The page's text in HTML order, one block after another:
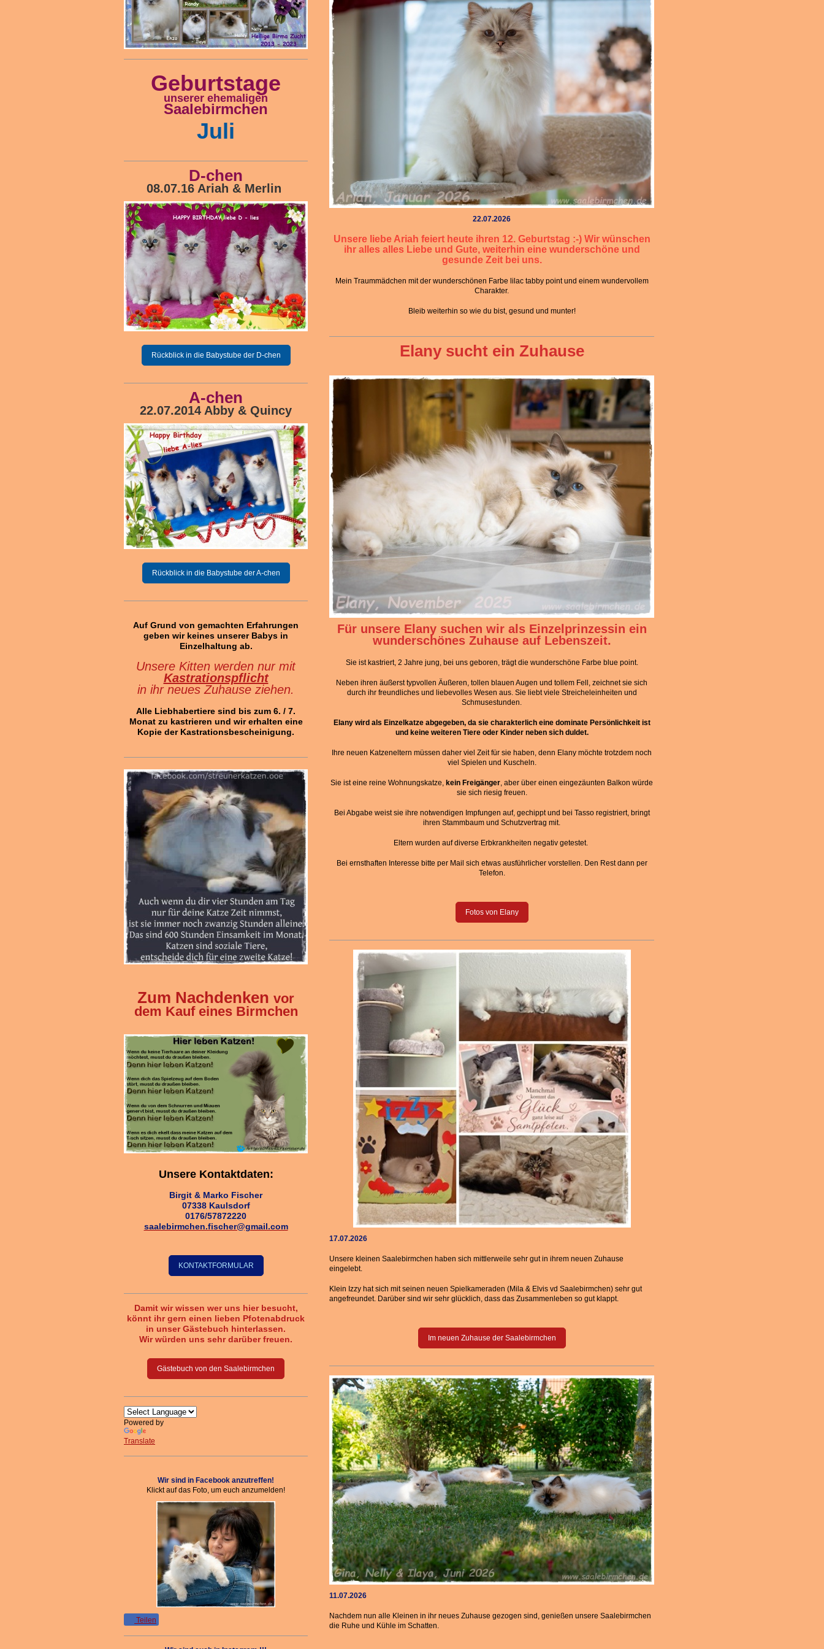
22.07.2026
Unsere liebe Ariah feiert heute ihren 12. Geburtstag :-) Wir wünschen
ihr alles alles Liebe und Gute, weiterhin eine wunderschöne und
gesunde Zeit bei uns.
Mein Traummädchen mit der wunderschönen Farbe lilac tabby point und einem wundervollem
Charakter.
Bleib weiterhin so wie du bist, gesund und munter!
Elany sucht ein Zuhause
Für unsere Elany suchen wir als Einzelprinzessin ein
wunderschönes Zuhause auf Lebenszeit.
Sie ist kastriert, 2 Jahre jung, bei uns geboren, trägt die wunderschöne Farbe blue point.
Neben ihren äußerst typvollen Äußeren, tollen blauen Augen und tollem Fell, zeichnet sie sich
durch ihr freundliches und liebevolles Wesen aus. Sie liebt viele Streicheleinheiten und
Schmusestunden.
Elany wird als Einzelkatze abgegeben, da sie charakterlich eine dominate Persönlichkeit ist
und keine weiteren Tiere oder Kinder neben sich duldet.
Ihre neuen Katzeneltern müssen daher viel Zeit für sie haben, denn Elany möchte trotzdem noch
viel Spielen und Kuscheln.
Sie ist eine reine Wohnungskatze, kein Freigänger, aber über einen eingezäunten Balkon würde
sie sich riesig freuen.
Bei Abgabe weist sie ihre notwendigen Impfungen auf, gechippt und bei Tasso registriert, bringt
ihren Stammbaum und Schutzvertrag mit.
Eltern wurden auf diverse Erbkrankheiten negativ getestet.
Bei ernsthaften Interesse bitte per Mail sich etwas ausführlicher vorstellen. Den Rest dann per
Telefon.
Fotos von Elany
17.07.2026
Unsere kleinen Saalebirmchen haben sich mittlerweile sehr gut in ihrem neuen Zuhause
eingelebt.
Klein Izzy hat sich mit seinen neuen Spielkameraden (Mila & Elvis vd Saalebirmchen) sehr gut
angefreundet. Darüber sind wir sehr glücklich, dass das Zusammenleben so gut klappt.
Im neuen Zuhause der Saalebirmchen
11.07.2026
Nachdem nun alle Kleinen in ihr neues Zuhause gezogen sind, genießen unsere Saalebirmchen
die Ruhe und Kühle im Schatten.
Geburtstage
unserer ehemaligen
Saalebirmchen
Juli
D-chen
08.07.16 Ariah & Merlin
Rückblick in die Babystube der D-chen
A-chen
22.07.2014 Abby & Quincy
Rückblick in die Babystube der A-chen
Auf Grund von gemachten Erfahrungen
geben wir keines unserer Babys in
Einzelhaltung ab.
Unsere Kitten werden nur mit
Kastrationspflicht
in ihr neues Zuhause ziehen.
Alle Liebhabertiere sind bis zum 6. / 7.
Monat zu kastrieren und wir erhalten eine
Kopie der Kastrationsbescheinigung.
Zum Nachdenken vor
dem Kauf eines Birmchen
Unsere Kontaktdaten:
Birgit & Marko Fischer
07338 Kaulsdorf
0176/57872220
saalebirmchen.fischer@gmail.com
KONTAKTFORMULAR
Damit wir wissen wer uns hier besucht,
könnt ihr gern einen lieben Pfotenabdruck
in unser Gästebuch hinterlassen.
Wir würden uns sehr darüber freuen.
Gästebuch von den Saalebirmchen
Powered by
Translate
Wir sind in Facebook anzutreffen!
Klickt auf das Foto, um euch anzumelden!
Teilen